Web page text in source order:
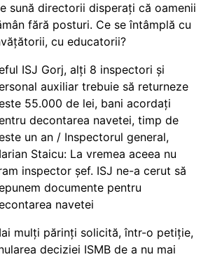
sună directorii disperați că oamenii
fără posturi. Ce se întâmplă cu
cu educatorii?
ISJ Gorj, alți 8 inspectori și
auxiliar trebuie să returneze
55.000 de lei, bani acordați
decontarea navetei, timp de
un an / Inspectorul general,
Staicu: La vremea aceea nu
inspector șef. ISJ ne-a cerut să
documente pentru
navetei
mulți părinți solicită, într-o petiție,
deciziei ISMB de a nu mai